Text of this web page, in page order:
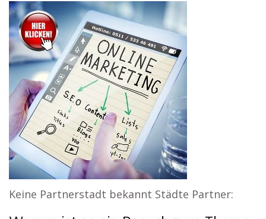
Keine Partnerstadt bekannt Städte Partner: